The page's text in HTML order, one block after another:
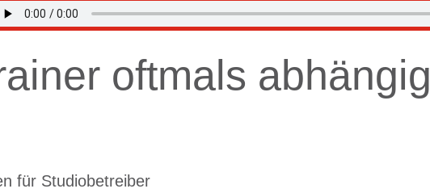
oftmals abhängig
für Studiobetreiber